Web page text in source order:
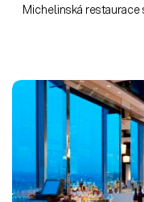
Michelinská restaurace